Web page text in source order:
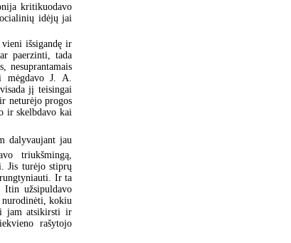
kritikuodavo
idėjų jai
išsigandę ir
paerzinti, tada
mėgdavo J. A.
jį teisingai
neturėjo progos
ir skelbdavo kai
dalyvaujant jau
triukšmingą,
Jis turėjo stiprų
Ir ta
užsipuldavo
kokiu
jam atsikirsti ir
rašytojo